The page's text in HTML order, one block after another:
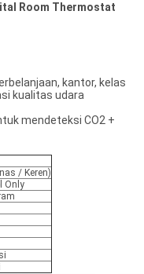
Room Thermostat
kantor, kelas
kualitas udara
mendeteksi CO2 +
/ Keren)
Only